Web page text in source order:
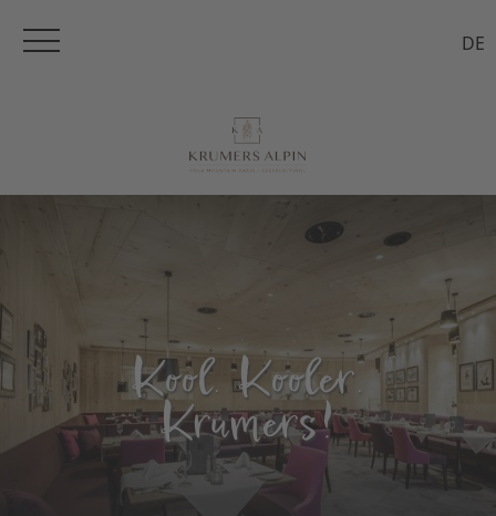
DE
Kool. Kooler.
Krumers!